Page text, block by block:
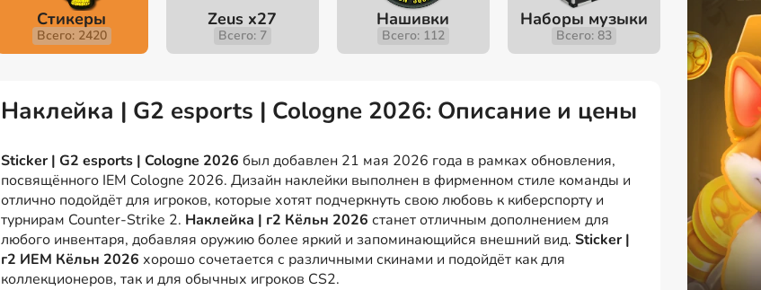
Стикеры
Всего: 2420
Zeus x27
Всего: 7
Нашивки
Всего: 112
Наборы музыки
Всего: 83
Наклейка | G2 esports | Cologne 2026: Описание и цены
Sticker | G2 esports | Cologne 2026 был добавлен 21 мая 2026 года в рамках обновления,
посвящённого IEM Cologne 2026. Дизайн наклейки выполнен в фирменном стиле команды и
отлично подойдёт для игроков, которые хотят подчеркнуть свою любовь к киберспорту и
турнирам Counter-Strike 2. Наклейка | г2 Кёльн 2026 станет отличным дополнением для
любого инвентаря, добавляя оружию более яркий и запоминающийся внешний вид. Sticker |
г2 ИЕМ Кёльн 2026 хорошо сочетается с различными скинами и подойдёт как для
коллекционеров, так и для обычных игроков CS2.